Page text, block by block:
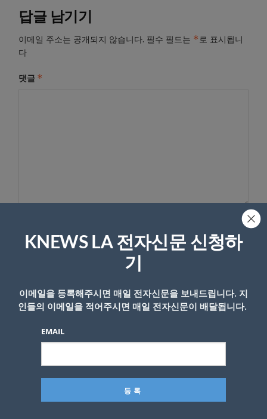
답글 남기기
이메일 주소는 공개되지 않습니다. 필수 필드는 *로 표시됩니
다
댓글 *
KNEWS LA 전자신문 신청하
기
이메일을 등록해주시면 매일 전자신문을 보내드립니다. 지
인들의 이메일을 적어주시면 매일 전자신문이 배달됩니다.
EMAIL